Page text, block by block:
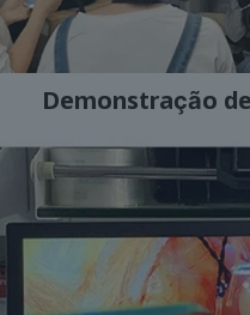
Demonstração